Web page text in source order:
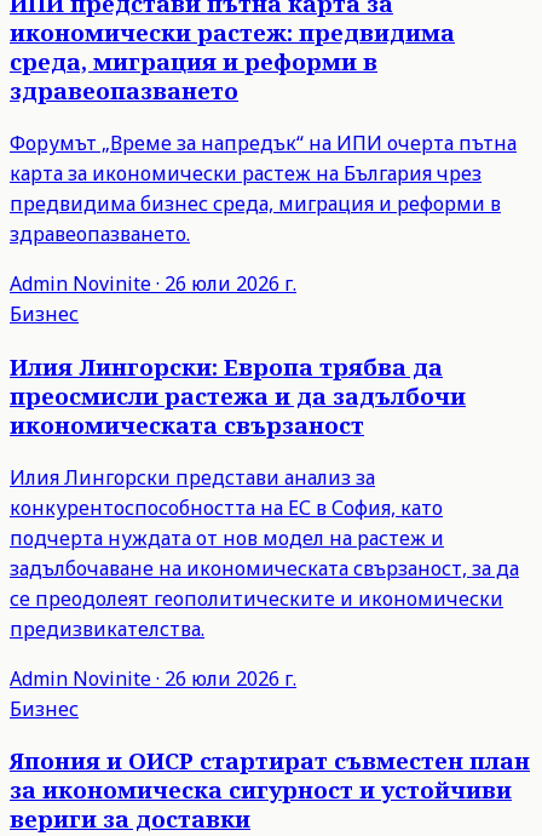
икономически растеж: предвидима
среда, миграция и реформи в
здравеопазването
Форумът „Време за напредък“ на ИПИ очерта пътна
карта за икономически растеж на България чрез
предвидима бизнес среда, миграция и реформи в
здравеопазването.
Admin Novinite· 26 юли 2026 г.
Бизнес
Илия Лингорски: Европа трябва да
преосмисли растежа и да задълбочи
икономическата свързаност
Илия Лингорски представи анализ за
конкурентоспособността на ЕС в София, като
подчерта нуждата от нов модел на растеж и
задълбочаване на икономическата свързаност, за да
се преодолеят геополитическите и икономически
предизвикателства.
Admin Novinite· 26 юли 2026 г.
Бизнес
Япония и ОИСР стартират съвместен план
за икономическа сигурност и устойчиви
вериги за доставки